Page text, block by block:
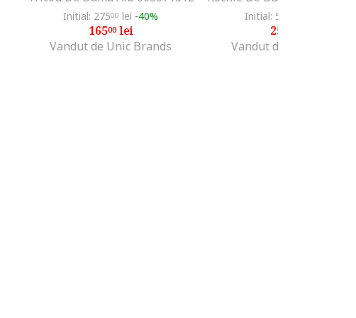
Initial: 27500 lei -40%
16500lei
Vandut de Unic Brands
Initial: 500
250
Vandut de Unic Brands